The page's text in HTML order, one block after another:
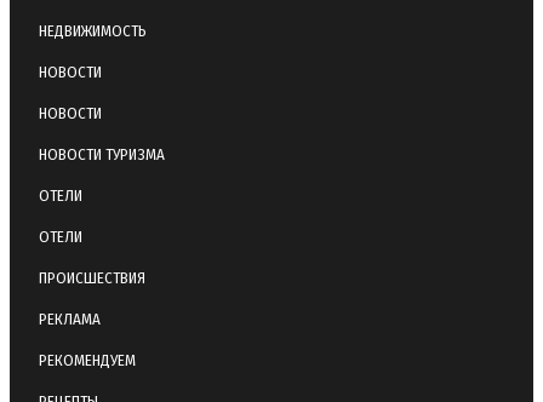
НЕДВИЖИМОСТЬ
НОВОСТИ
НОВОСТИ
НОВОСТИ ТУРИЗМА
ОТЕЛИ
ОТЕЛИ
ПРОИСШЕСТВИЯ
РЕКЛАМА
РЕКОМЕНДУЕМ